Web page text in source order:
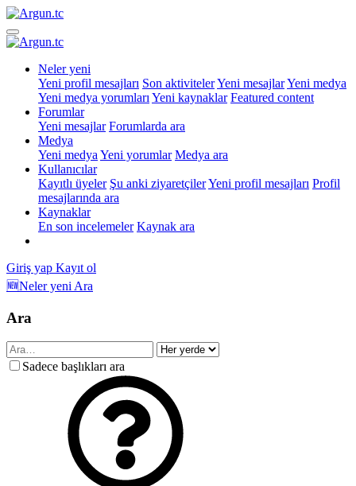
Neler yeni
Yeni profil mesajları Son aktivitelerYeni mesajlarYeni medya
Yeni medya yorumları Yeni kaynaklar Featured content
Forumlar
Yeni mesajlar Forumlarda ara
Medya
Yeni medya Yeni yorumlar Medya ara
Kullanıcılar
Kayıtlı üyeler Şu anki ziyaretçilerYeni profil mesajları Profil
mesajlarında ara
Kaynaklar
En son incelemeler Kaynak ara
Giriş yap Kayıt ol
🆕Neler yeni Ara
Ara
Sadece başlıkları ara